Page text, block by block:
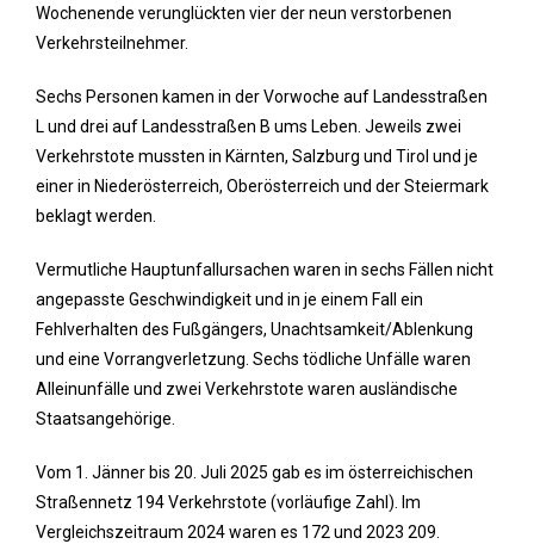
Wochenende verunglückten vier der neun verstorbenen
Verkehrsteilnehmer.
Sechs Personen kamen in der Vorwoche auf Landesstraßen
L und drei auf Landesstraßen B ums Leben. Jeweils zwei
Verkehrstote mussten in Kärnten, Salzburg und Tirol und je
einer in Niederösterreich, Oberösterreich und der Steiermark
beklagt werden.
Vermutliche Hauptunfallursachen waren in sechs Fällen nicht
angepasste Geschwindigkeit und in je einem Fall ein
Fehlverhalten des Fußgängers, Unachtsamkeit/Ablenkung
und eine Vorrangverletzung. Sechs tödliche Unfälle waren
Alleinunfälle und zwei Verkehrstote waren ausländische
Staatsangehörige.
Vom 1. Jänner bis 20. Juli 2025 gab es im österreichischen
Straßennetz 194 Verkehrstote (vorläufige Zahl). Im
Vergleichszeitraum 2024 waren es 172 und 2023 209.